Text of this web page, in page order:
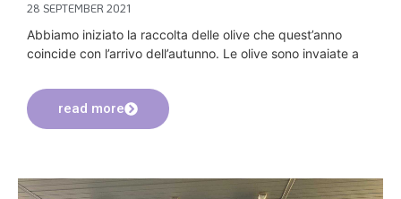
28 SEPTEMBER 2021
Abbiamo iniziato la raccolta delle olive che quest’anno
coincide con l’arrivo dell’autunno. Le olive sono invaiate a
read more